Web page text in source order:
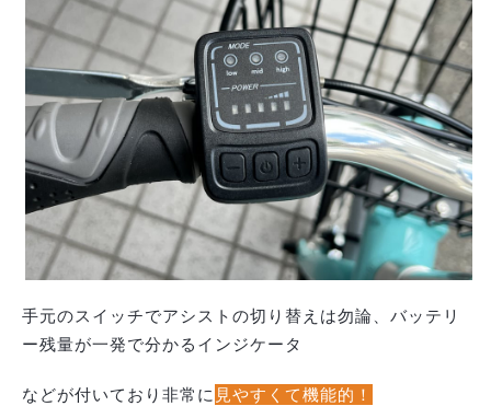
手元のスイッチでアシストの切り替えは勿論、バッテリ
ー残量が一発で分かるインジケータ
などが付いており非常に 見やすくて機能的！